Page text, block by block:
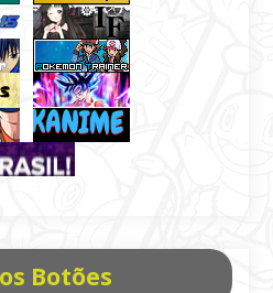
Botões